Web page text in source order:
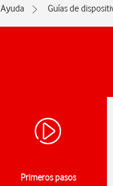
Ayuda Guías de
Primeros pasos